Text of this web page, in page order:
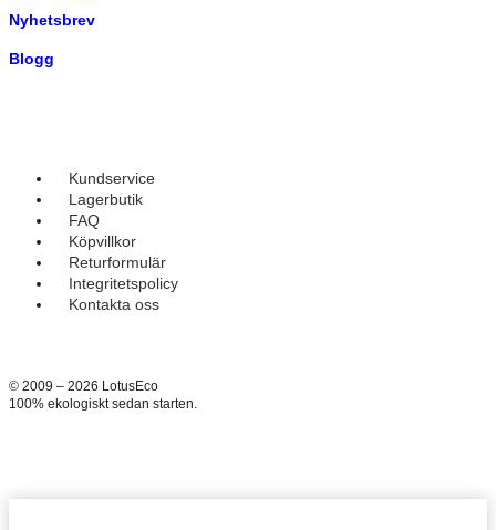
Nyhetsbrev
Blogg
Kundservice
Lagerbutik
FAQ
Köpvillkor
Returformulär
Integritetspolicy
Kontakta oss
© 2009 – 2026 LotusEco
100% ekologiskt sedan starten.